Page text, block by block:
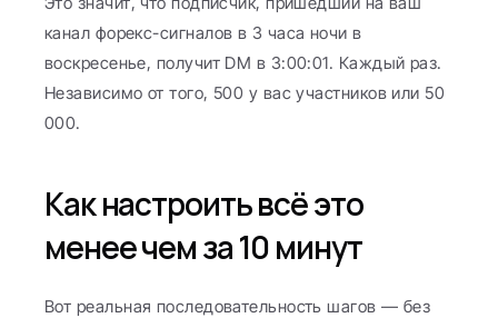
канал форекс-сигналов в 3 часа ночи в
воскресенье, получит DM в 3:00:01. Каждый раз.
Независимо от того, 500 у вас участников или 50
000.
Как настроить всё это
менее чем за 10 минут
Вот реальная последовательность шагов — без